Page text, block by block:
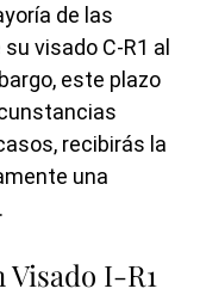
de las
visado C-R1 al
este plazo
recibirás la
una
Visado I-R1